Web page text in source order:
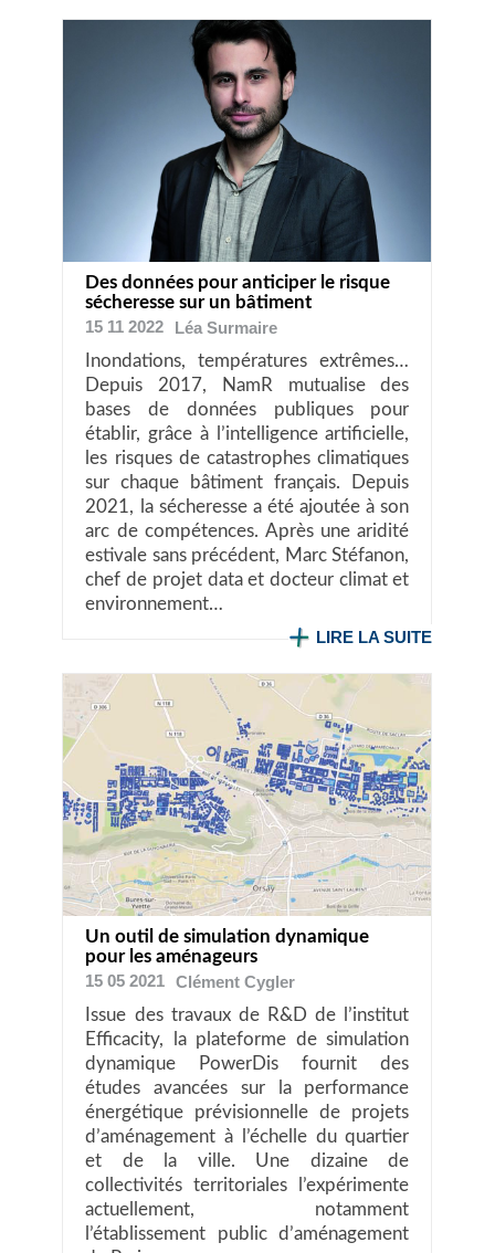
Des données pour anticiper le risque
sécheresse sur un bâtiment
15 11 2022
LéaSurmaire
Inondations, températures extrêmes…
Depuis 2017, NamR mutualise des
bases de données publiques pour
établir, grâce à l’intelligence artificielle,
les risques de catastrophes climatiques
sur chaque bâtiment français. Depuis
2021, la sécheresse a été ajoutée à son
arc de compétences. Après une aridité
estivale sans précédent, Marc Stéfanon,
chef de projet data et docteur climat et
environnement…
LIRE LA SUITE
Un outil de simulation dynamique
pour les aménageurs
15 05 2021
ClémentCygler
Issue des travaux de R&D de l’institut
Efficacity, la plateforme de simulation
dynamique PowerDis fournit des
études avancées sur la performance
énergétique prévisionnelle de projets
d’aménagement à l’échelle du quartier
et de la ville. Une dizaine de
collectivités territoriales l’expérimente
actuellement, notamment
l’établissement public d’aménagement